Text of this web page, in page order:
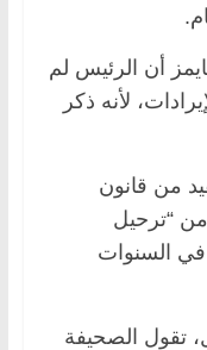
أن الرئيس لم
لأنه ذكر
من قانون
“ترحيل
في السنوات
تقول الصحيفة